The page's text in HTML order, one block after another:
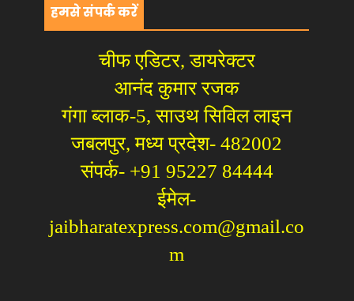
हमसे संपर्क करें
चीफ एडिटर, डायरेक्टर
आनंद कुमार रजक
गंगा ब्लाक-5, साउथ सिविल लाइन
जबलपुर, मध्य प्रदेश- 482002
संपर्क- +91 95227 84444
ईमेल-
jaibharatexpress.com@gmail.co
m